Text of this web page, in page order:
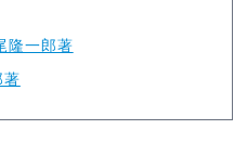
隆一郎著
著